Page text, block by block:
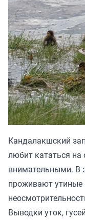
Кандалакшский
любит кататься
внимательными. В
проживают утиные
Выводки уток,